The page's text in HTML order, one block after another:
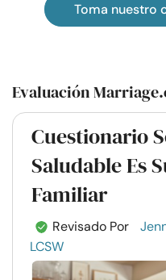
Toma nuestro
Evaluación
Cuestionario
Saludable Es
Familiar
Revisado Por
LCSW